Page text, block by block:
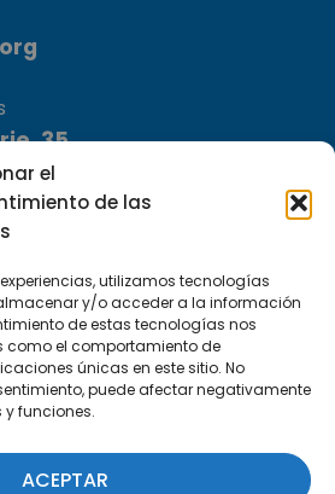
el
de las
utilizamos tecnologías
y/o acceder a la información
de estas tecnologías nos
como el comportamiento de
únicas en este sitio. No
puede afectar negativamente
funciones.
ACEPTAR
35
Málaga
a nuestra Newsletter